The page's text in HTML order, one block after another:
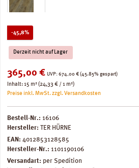
-45,8%Rabatt
Derzeit nicht auf Lager
Verkaufspreis:
365,00 € UVP: Regulärer Preis:
674,00 € (45.85% gespart)
Inhalt:15 m²(24,33 € / 1 m²)
Preise inkl. MwSt. zzgl. Versandkosten
Bestell-Nr.: 16106
Hersteller: TER HÜRNE
EAN: 4012853128585
Hersteller-Nr.: 1101190106
Versandart: per Spedition